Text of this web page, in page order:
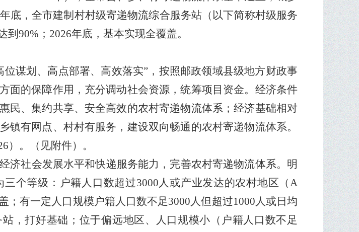
年底，全市建制村村级寄递物流综合服务站（以下简称村级服务
到 90% ； 2026年底，基本实现全覆盖。
位谋划、高点部署、高效落实” ，按照邮政领域县级地方财政事
面的保障作用，充分调动社会资源，统筹项目资金。经济条件
民、集约共享、安全高效的农村寄递物流体系；经济基础相对
有网点、村村有服务，建设双向畅通的农村寄递物流体系。
）。（见附件）。
济社会发展水平和快递服务能力，完善农村寄递物流体系。明
个等级：户籍人口数超过3000人或产业发达的农村地区（A
；有一定人口规模户籍人口数不足3000人但超过1000人或日均
，打好基础；位于偏远地区、人口规模小（户籍人口数不足